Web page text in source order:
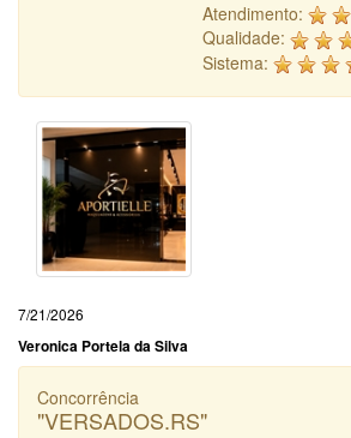
Atendimento:
Qualidade:
Sistema:
7/21/2026
Veronica Portela da Silva
Concorrência
"VERSADOS.RS"